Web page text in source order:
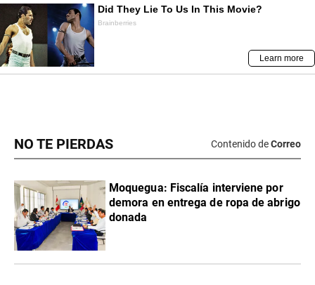
NO TE PIERDAS Contenido deCorreo
Moquegua: Fiscalía interviene por
demora en entrega de ropa de abrigo
donada